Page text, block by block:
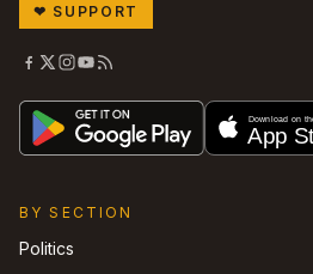
❤ SUPPORT
BY SECTION
Politics